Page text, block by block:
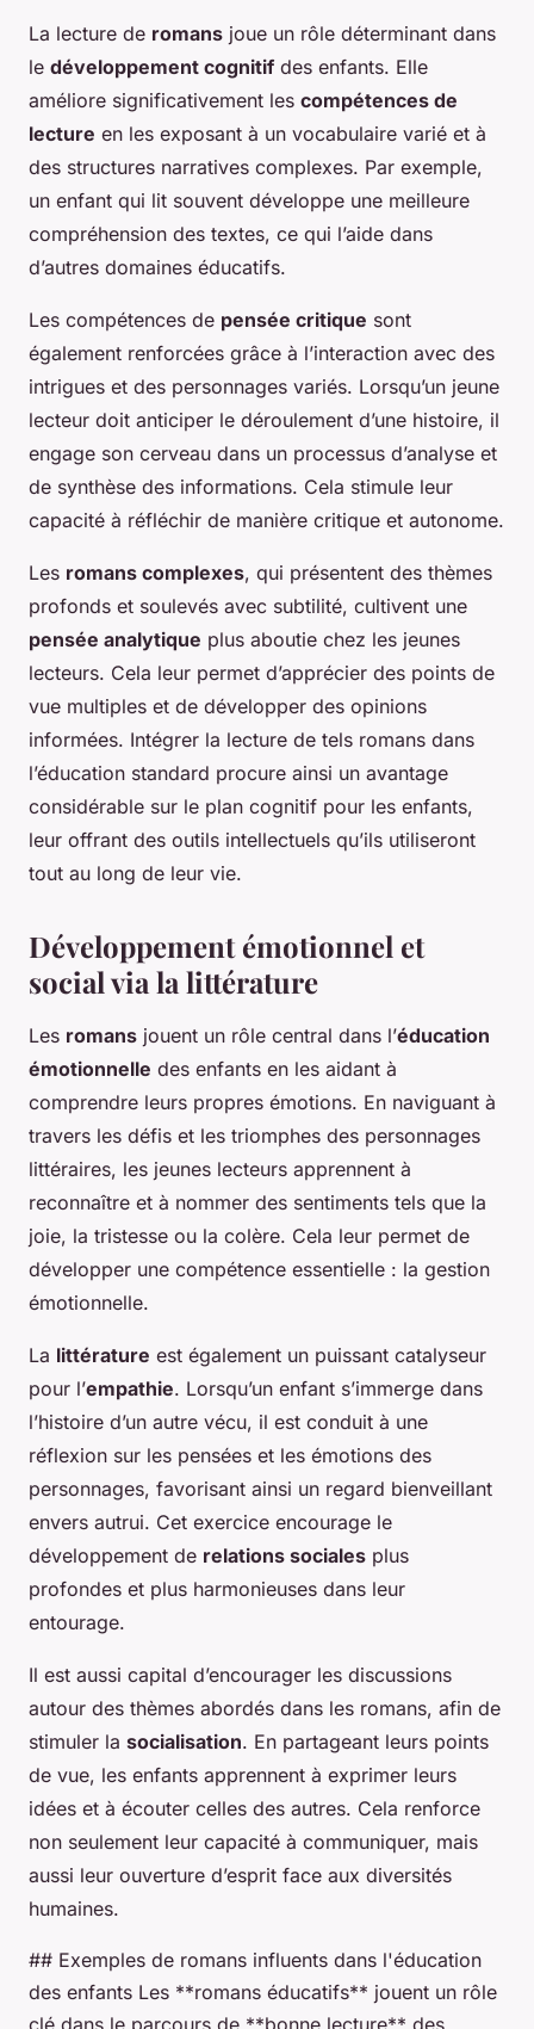
La lecture de romans joue un rôle déterminant dans
le développement cognitif des enfants. Elle
améliore significativement les compétences de
lecture en les exposant à un vocabulaire varié et à
des structures narratives complexes. Par exemple,
un enfant qui lit souvent développe une meilleure
compréhension des textes, ce qui l’aide dans
d’autres domaines éducatifs.
Les compétences de pensée critique sont
également renforcées grâce à l’interaction avec des
intrigues et des personnages variés. Lorsqu’un jeune
lecteur doit anticiper le déroulement d’une histoire, il
engage son cerveau dans un processus d’analyse et
de synthèse des informations. Cela stimule leur
capacité à réfléchir de manière critique et autonome.
Les romans complexes, qui présentent des thèmes
profonds et soulevés avec subtilité, cultivent une
pensée analytique plus aboutie chez les jeunes
lecteurs. Cela leur permet d’apprécier des points de
vue multiples et de développer des opinions
informées. Intégrer la lecture de tels romans dans
l’éducation standard procure ainsi un avantage
considérable sur le plan cognitif pour les enfants,
leur offrant des outils intellectuels qu’ils utiliseront
tout au long de leur vie.
Développement émotionnel et
social via la littérature
Les romans jouent un rôle central dans l’éducation
émotionnelle des enfants en les aidant à
comprendre leurs propres émotions. En naviguant à
travers les défis et les triomphes des personnages
littéraires, les jeunes lecteurs apprennent à
reconnaître et à nommer des sentiments tels que la
joie, la tristesse ou la colère. Cela leur permet de
développer une compétence essentielle : la gestion
émotionnelle.
La littérature est également un puissant catalyseur
pour l’empathie. Lorsqu’un enfant s’immerge dans
l’histoire d’un autre vécu, il est conduit à une
réflexion sur les pensées et les émotions des
personnages, favorisant ainsi un regard bienveillant
envers autrui. Cet exercice encourage le
développement de relations sociales plus
profondes et plus harmonieuses dans leur
entourage.
Il est aussi capital d’encourager les discussions
autour des thèmes abordés dans les romans, afin de
stimuler la socialisation. En partageant leurs points
de vue, les enfants apprennent à exprimer leurs
idées et à écouter celles des autres. Cela renforce
non seulement leur capacité à communiquer, mais
aussi leur ouverture d’esprit face aux diversités
humaines.
## Exemples de romans influents dans l'éducation
des enfants Les **romans éducatifs** jouent un rôle
clé dans le parcours de **bonne lecture** des